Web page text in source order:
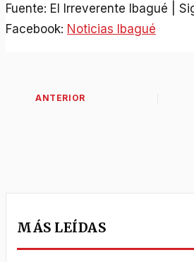
Fuente: El Irreverente Ibagué |
Facebook: Noticias Ibagué
MÁS LEÍDAS